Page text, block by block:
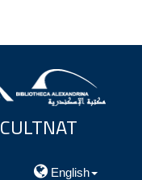
CULTNAT
English